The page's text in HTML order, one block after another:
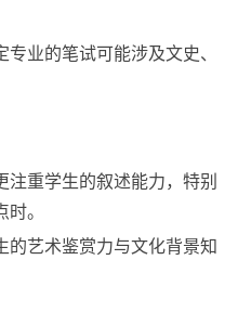
业的笔试可能涉及文史、
注重学生的叙述能力，特别
。
的艺术鉴赏力与文化背景知